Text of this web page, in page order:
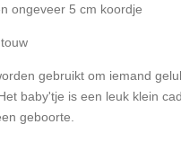
ongeveer 5 cm koordje
gebruikt om iemand
baby'tje is een leuk klein
geboorte.